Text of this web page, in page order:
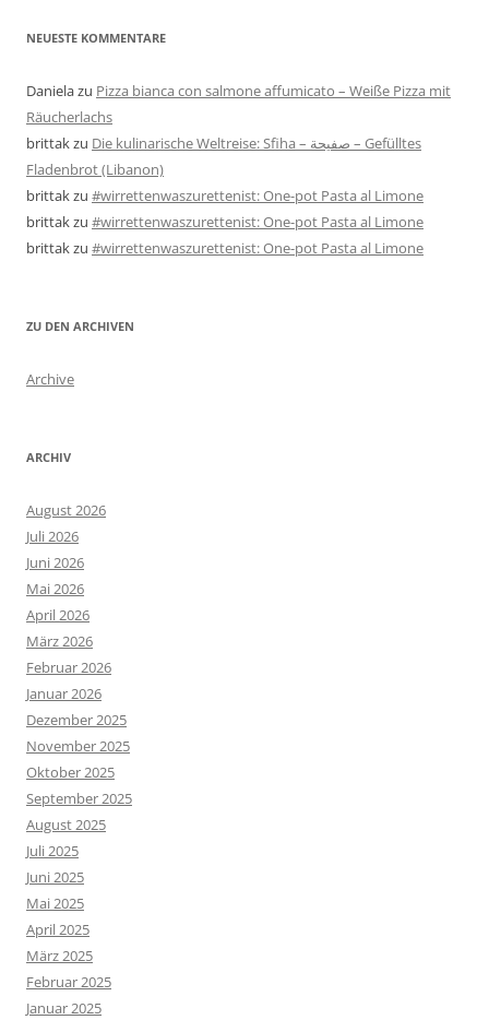
NEUESTE KOMMENTARE
Danielazu Pizza bianca con salmone affumicato – Weiße Pizza mit
Räucherlachs
brittakzu Die kulinarische Weltreise: Sfiha – صفيحة – Gefülltes
Fladenbrot (Libanon)
brittakzu #wirrettenwaszurettenist: One-pot Pasta al Limone
brittakzu #wirrettenwaszurettenist: One-pot Pasta al Limone
brittakzu #wirrettenwaszurettenist: One-pot Pasta al Limone
ZU DEN ARCHIVEN
Archive
ARCHIV
August 2026
Juli 2026
Juni 2026
Mai 2026
April 2026
März 2026
Februar 2026
Januar 2026
Dezember 2025
November 2025
Oktober 2025
September 2025
August 2025
Juli 2025
Juni 2025
Mai 2025
April 2025
März 2025
Februar 2025
Januar 2025